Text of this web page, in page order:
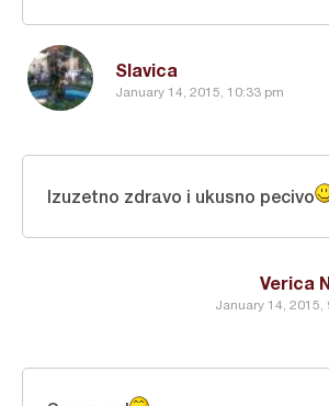
Slavica
January 14, 2015, 10:33 pm
Verica
January 14, 2015,
Izuzetno zdravo i ukusno pecivo